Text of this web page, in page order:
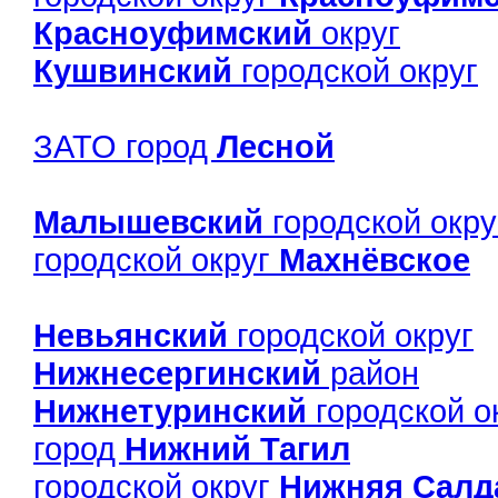
Красноуфимский округ
Кушвинский городской округ
ЗАТО город Лесной
Малышевский городской
городской округ Махнёвское
Невьянский городской округ
Нижнесергинский район
Нижнетуринский городской
город Нижний Тагил
городской округ Нижняя